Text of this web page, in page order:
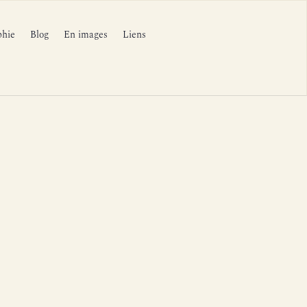
Blog En images Liens